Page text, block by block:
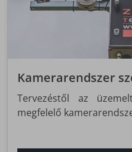
Kamerarendszer
Tervezéstől az
megfelelő